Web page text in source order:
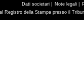
Dati societari | Note legali |
Registro della Stampa presso il